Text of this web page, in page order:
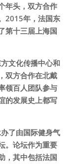
年头，双方合作
2015年，法国东
第十三届上海国
文化传播中心和
双方合作在北戴
领百人团队参与
的发展史上都写
了由国际健身气
。论坛作为重要
，其中包括法国